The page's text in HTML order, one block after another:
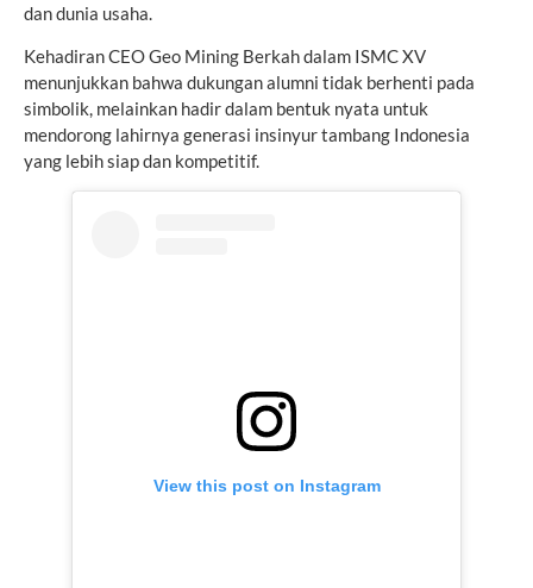
dan dunia usaha.
Kehadiran CEO Geo Mining Berkah dalam ISMC XV
menunjukkan bahwa dukungan alumni tidak berhenti pada
simbolik, melainkan hadir dalam bentuk nyata untuk
mendorong lahirnya generasi insinyur tambang Indonesia
yang lebih siap dan kompetitif.
View this post on Instagram